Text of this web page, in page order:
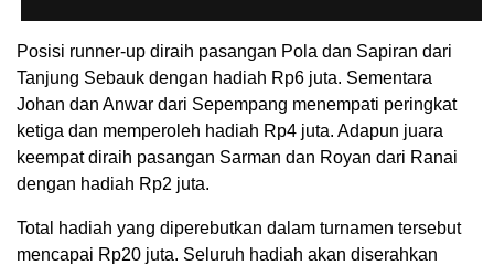
Posisi runner-up diraih pasangan Pola dan Sapiran dari
Tanjung Sebauk dengan hadiah Rp6 juta. Sementara
Johan dan Anwar dari Sepempang menempati peringkat
ketiga dan memperoleh hadiah Rp4 juta. Adapun juara
keempat diraih pasangan Sarman dan Royan dari Ranai
dengan hadiah Rp2 juta.
Total hadiah yang diperebutkan dalam turnamen tersebut
mencapai Rp20 juta. Seluruh hadiah akan diserahkan